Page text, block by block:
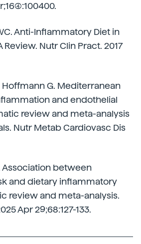
Anti-Inflammatory Diet in
Review. Nutr Clin Pract. 2017
G. Mediterranean
and endothelial
review and meta-analysis
Nutr Metab Cardiovasc Dis
Association between
and dietary inflammatory
review and meta-analysis.
Apr 29;68:127-133.